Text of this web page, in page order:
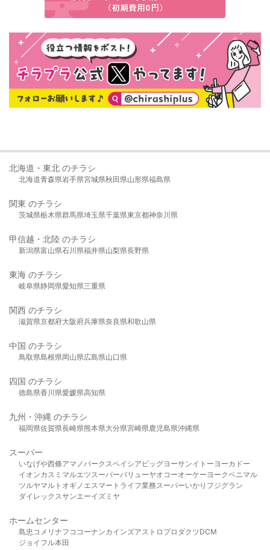
北海道・東北 のチラシ
北海道青森県岩手県宮城県秋田県山形県福島県
関東 のチラシ
茨城県栃木県群馬県埼玉県千葉県東京都神奈川県
甲信越・北陸 のチラシ
新潟県富山県石川県福井県山梨県長野県
東海 のチラシ
岐阜県静岡県愛知県三重県
関西 のチラシ
滋賀県京都府大阪府兵庫県奈良県和歌山県
中国 のチラシ
鳥取県島根県岡山県広島県山口県
四国 のチラシ
徳島県香川県愛媛県高知県
九州・沖縄 のチラシ
福岡県佐賀県長崎県熊本県大分県宮崎県鹿児島県沖縄県
スーパー
いなげや西條アマノパークスベイシア ビッグヨーサンイトーヨーカドー
イオンカスミ マルエツスーパーバリューヤオコーオーケー ヨークベニマル
ツルヤマルト オギノ エスマート ライフ業務スーパーいかり フジグラン
ダイレックスサンエーイズミヤ
ホームセンター
島忠 コメリ ナフコ コーナンカインズアストロプロダクツDCM
ジョイフル本田